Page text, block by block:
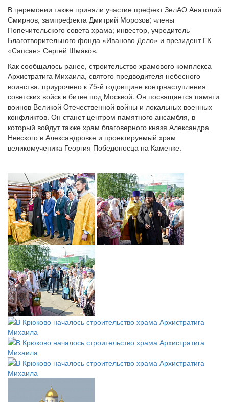
В церемонии также приняли участие префект ЗелАО Анатолий
Смирнов, зампрефекта Дмитрий Морозов; члены
Попечительского совета храма; инвестор, учредитель
Благотворительного фонда «Иваново Дело» и президент ГК
«Сапсан» Сергей Шмаков.
Как сообщалось ранее, строительство храмового комплекса
Архистратига Михаила, святого предводителя небесного
воинства, приурочено к 75-й годовщине контрнаступления
советских войск в битве под Москвой. Он посвящается памяти
воинов Великой Отечественной войны и локальных военных
конфликтов. Он станет центром памятного ансамбля, в
который войдут также храм благоверного князя Александра
Невского в Александровке и проектируемый храм
великомученика Георгия Победоносца на Каменке.